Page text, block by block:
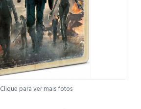
Clique para ver mais fotos